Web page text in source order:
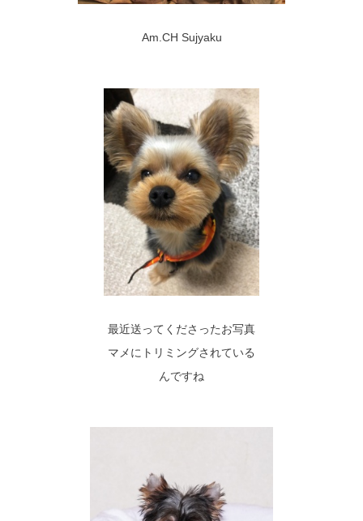
Am.CH Sujyaku
最近送ってくださったお写真
マメにトリミングされている
んですね